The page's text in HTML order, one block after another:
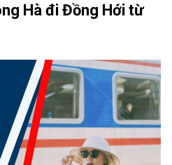
Hà đi Đồng Hới từ